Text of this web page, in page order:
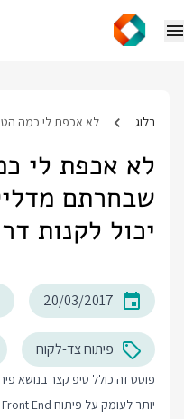
בלוג
לא אכפת לי
שבחרתם
יכול לקנות
20/03/2017
פיתוח צד-לקוח